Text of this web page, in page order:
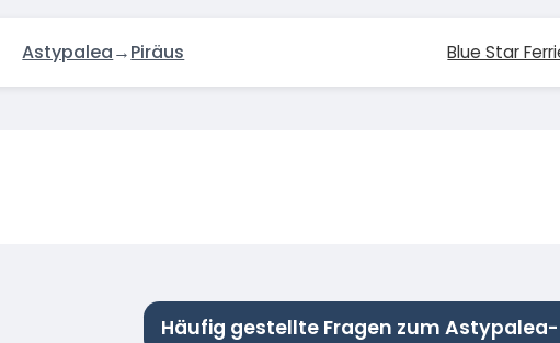
Astypalea→Piräus Blue Star
Häufig gestellte Fragen zum